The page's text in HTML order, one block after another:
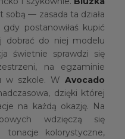
sobą — zasada ta działa
postanowiłaś kupić
dobrać do niej modelu
świetnie sprawdzi się
na egzaminie
w szkole. WAvocado
dzięki której
na każdą okazję. Na
wdzięczą się
kolorystyczne,